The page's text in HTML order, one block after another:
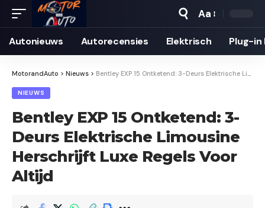
Aa
Autonieuws Auto­recensies Elektrisch Plug-in
MotorandAuto > Nieuws > Bentley EXP 15 Ontketend: 3-Deurs Elektrische Limousine Herschrijft Luxe Regels Voor Altijd
NIEUWS
Bentley EXP 15 Ontketend: 3-
Deurs Elektrische Limousine
Herschrijft Luxe Regels Voor
Altijd